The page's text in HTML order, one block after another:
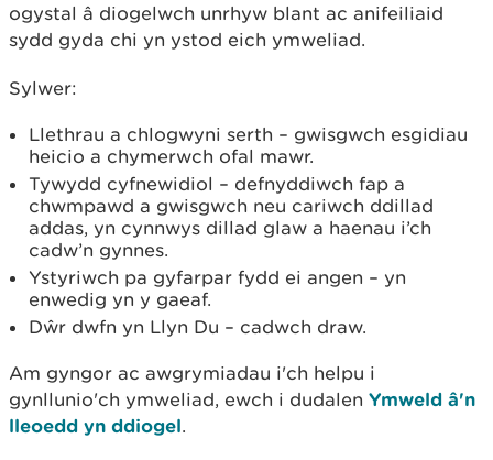
ogystal â diogelwch unrhyw blant ac anifeiliaid
sydd gyda chi yn ystod eich ymweliad.
Sylwer:
Llethrau a chlogwyni serth – gwisgwch esgidiau
heicio a chymerwch ofal mawr.
Tywydd cyfnewidiol – defnyddiwch fap a
chwmpawd a gwisgwch neu cariwch ddillad
addas, yn cynnwys dillad glaw a haenau i’ch
cadw’n gynnes.
Ystyriwch pa gyfarpar fydd ei angen – yn
enwedig yn y gaeaf.
Dŵr dwfn yn Llyn Du – cadwch draw.
Am gyngor ac awgrymiadau i'ch helpu i
gynllunio'ch ymweliad, ewch i dudalen Ymweld â'n
lleoedd yn ddiogel.